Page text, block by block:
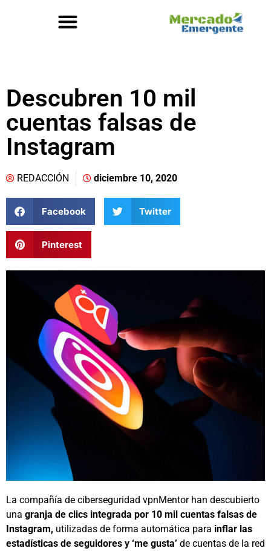
Descubren 10 mil
cuentas falsas de
Instagram
REDACCIÓN diciembre 10, 2020
Facebook Twitter
Pinterest
La compañía de ciberseguridad vpnMentor han descubierto
una granja de clics integrada por 10 mil cuentas falsas de
Instagram, utilizadas de forma automática para inflar las
estadísticas de seguidores y ‘me gusta’ de cuentas de la red